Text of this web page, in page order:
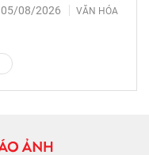
05/08/2026 VĂN HÓA